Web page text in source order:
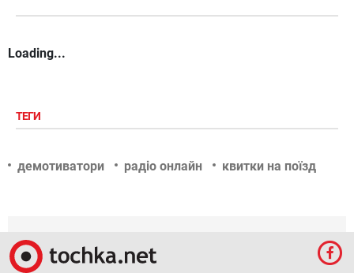
Loading...
ТЕГИ
демотиватори радіо онлайн квитки на поїзд